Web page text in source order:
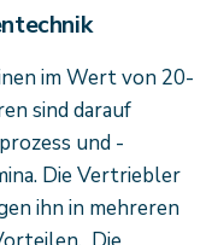
im Wert von 20-
sind darauf
und -
Die Vertriebler
ihn in mehreren